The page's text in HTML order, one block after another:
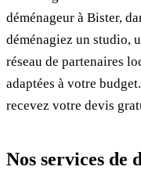
déménageur à Bister,
déménagiez un studio,
réseau de partenaires
adaptées à votre
recevez votre devis
Nos services de